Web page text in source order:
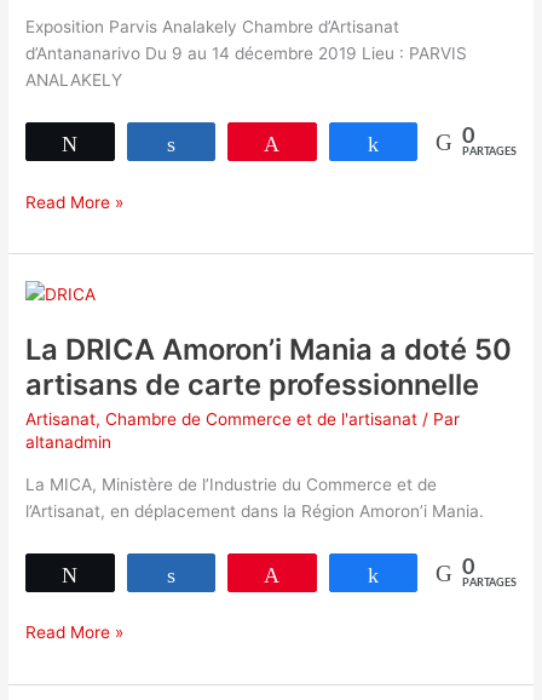
Exposition Parvis Analakely Chambre d’Artisanat
d’Antananarivo Du 9 au 14 décembre 2019 Lieu : PARVIS
ANALAKELY
Partagez 0
PARTAGES
Exposition
Analakely
Artisanat
qualité
pour
tous »
2019
Read More »
La DRICA Amoron’i Mania a doté 50
artisans de carte professionnelle
Artisanat,Chambre de Commerce et de l'artisanat / Par
altanadmin
La MICA, Ministère de l’Industrie du Commerce et de
l’Artisanat, en déplacement dans la Région Amoron’i Mania.
Partagez 0
PARTAGES
La
Amoron’i
Read More »